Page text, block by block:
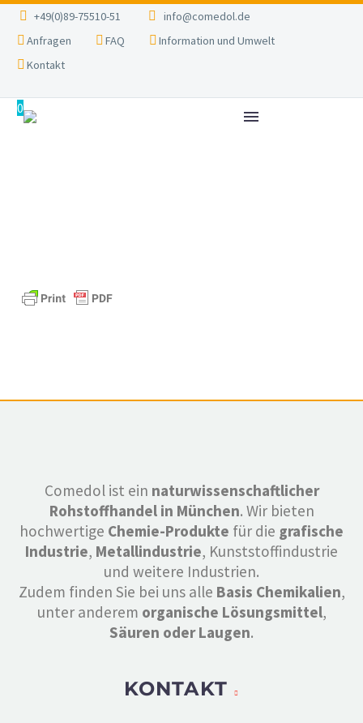
+49(0)89-75510-51
info@comedol.de
Anfragen
FAQ
Information und Umwelt
Kontakt
0
Comedol ist ein naturwissenschaftlicher
Rohstoffhandel in München. Wir bieten
hochwertige Chemie-Produkte für die grafische
Industrie, Metallindustrie, Kunststoffindustrie
und weitere Industrien.
Zudem finden Sie bei uns alle Basis Chemikalien,
unter anderem organische Lösungsmittel,
Säuren oder Laugen.
KONTAKT